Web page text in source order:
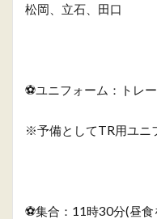
松岡、立石、田口
⚽️ユニフォーム：トレ
※予備としてTR用ユニ
⚽️集合：11時30分(昼食